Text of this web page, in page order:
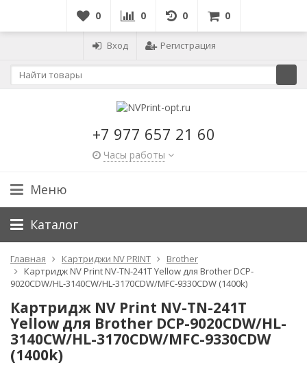
0 0 0 0
Вход Регистрация
+7 977 657 21 60
Часы работы
Меню
Каталог
Главная Картриджи NV PRINT
Brother
Картридж NV Print NV-TN-241T Yellow для Brother DCP-
9020CDW/HL-3140CW/HL-3170CDW/MFC-9330CDW (1400k)
Картридж NV Print NV-TN-241T
Yellow для Brother DCP-9020CDW/HL-
3140CW/HL-3170CDW/MFC-9330CDW
(1400k)